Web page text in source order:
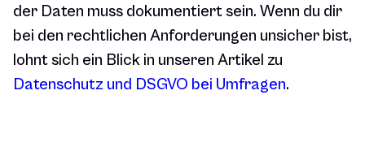
der Daten muss dokumentiert sein. Wenn du dir
bei den rechtlichen Anforderungen unsicher bist,
lohnt sich ein Blick in unseren Artikel zu
Datenschutz und DSGVO bei Umfragen.